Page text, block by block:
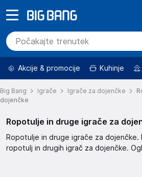
Akcije & promocije Kuhinje
Big Bang Igrače Igrače za dojenčke
dojenčke
Ropotulje in druge igrače za
Ropotulje in druge igrače za dojenčke.
ropotulj in drugih igrač za dojenčke.